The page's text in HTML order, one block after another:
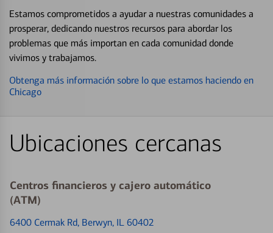
Estamos comprometidos a ayudar a nuestras comunidades a
prosperar, dedicando nuestros recursos para abordar los
problemas que más importan en cada comunidad donde
vivimos y trabajamos.
Obtenga más información sobre lo que estamos haciendo en
Chicago
Ubicaciones cercanas
Centros financieros y cajero automático
(ATM)
6400 Cermak Rd, Berwyn, IL 60402